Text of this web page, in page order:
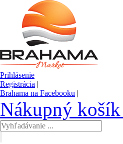
Prihlásenie
Registrácia |
Brahama na Facebooku |
Nákupný